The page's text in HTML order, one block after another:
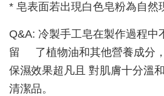
* 皂表面若出現白色皂粉為自然
Q&A: 冷製手工皂在製作過程中
留 了植物油和其他營養成分，
保濕效果超凡且 對肌膚十分溫
清潔品。